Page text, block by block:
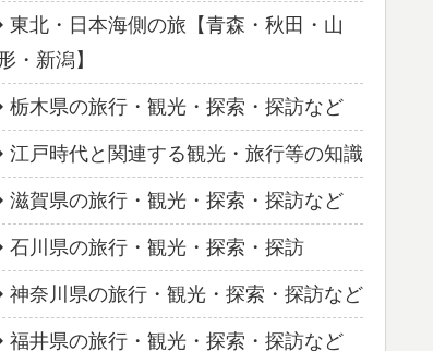
東北・日本海側の旅【青森・秋田・山
・新潟】
栃木県の旅行・観光・探索・探訪など
江戸時代と関連する観光・旅行等の知識
滋賀県の旅行・観光・探索・探訪など
石川県の旅行・観光・探索・探訪
神奈川県の旅行・観光・探索・探訪など
福井県の旅行・観光・探索・探訪など